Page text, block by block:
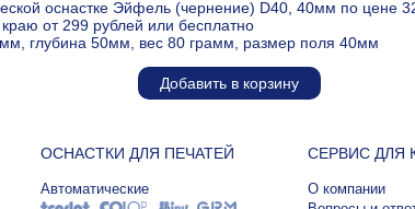
оснастке Эйфель (чернение) D40, 40мм по цене
от 299 рублей или бесплатно
глубина 50мм, вес 80 грамм, размер поля 40мм
Добавить в корзину
ОСНАСТКИ ДЛЯ ПЕЧАТЕЙ
Автоматические
СЕРВИС ДЛЯ
О компании